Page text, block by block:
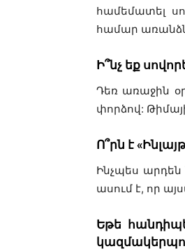
համեմատել
համար
Ի՞նչ եք
Դեռ առաջին
փորձով:
Ո՞րն է
Ինչպես
ասում է, որ
Եթե